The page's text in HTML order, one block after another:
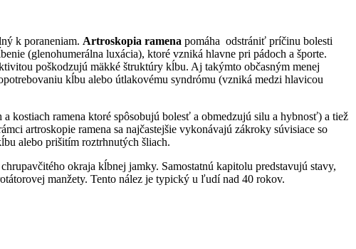
k poraneniam. Artroskopia ramena pomáha odstrániť príčinu bolesti
(glenohumerálna luxácia), ktoré vzniká hlavne pri pádoch a športe.
poškodzujú mäkké štruktúry kĺbu. Aj takýmto občasným menej
kĺbu alebo útlakovému syndrómu (vzniká medzi hlavicou
kostiach ramena ktoré spôsobujú bolesť a obmedzujú silu a hybnosť) a tiež
artroskopie ramena sa najčastejšie vykonávajú zákroky súvisiace so
alebo prišitím roztrhnutých šliach.
okraja kĺbnej jamky. Samostatnú kapitolu predstavujú stavy,
manžety. Tento nález je typický u ľudí nad 40 rokov.